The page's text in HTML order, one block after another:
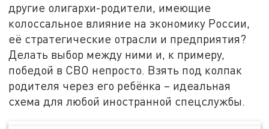
другие олигархи-родители, имеющие
колоссальное влияние на экономику России,
её стратегические отрасли и предприятия?
Делать выбор между ними и, к примеру,
победой в СВО непросто. Взять под колпак
родителя через его ребёнка – идеальная
схема для любой иностранной спецслужбы.